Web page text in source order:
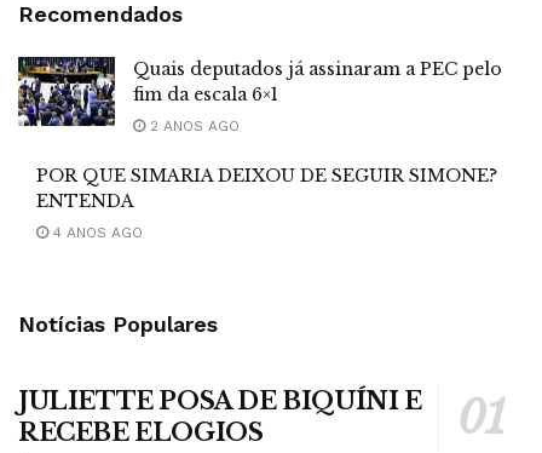
Recomendados
Quais deputados já assinaram a PEC pelo
fim da escala 6×1
2 ANOS AGO
POR QUE SIMARIA DEIXOU DE SEGUIR SIMONE?
ENTENDA
4 ANOS AGO
Notícias Populares
JULIETTE POSA DE BIQUÍNI E
RECEBE ELOGIOS